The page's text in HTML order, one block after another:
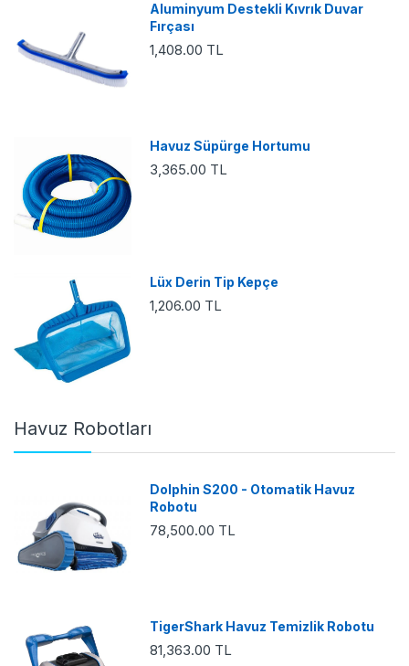
Aluminyum Destekli Kıvrık Duvar
Fırçası
1,408.00 TL
Havuz Süpürge Hortumu
3,365.00 TL
Lüx Derin Tip Kepçe
1,206.00 TL
Havuz Robotları
Dolphin S200 - Otomatik Havuz
Robotu
78,500.00 TL
TigerShark Havuz Temizlik Robotu
81,363.00 TL